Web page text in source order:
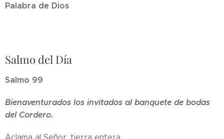
Palabra de Dios
Salmo del Día
Salmo 99
Bienaventurados los invitados al banquete de bodas
del Cordero.